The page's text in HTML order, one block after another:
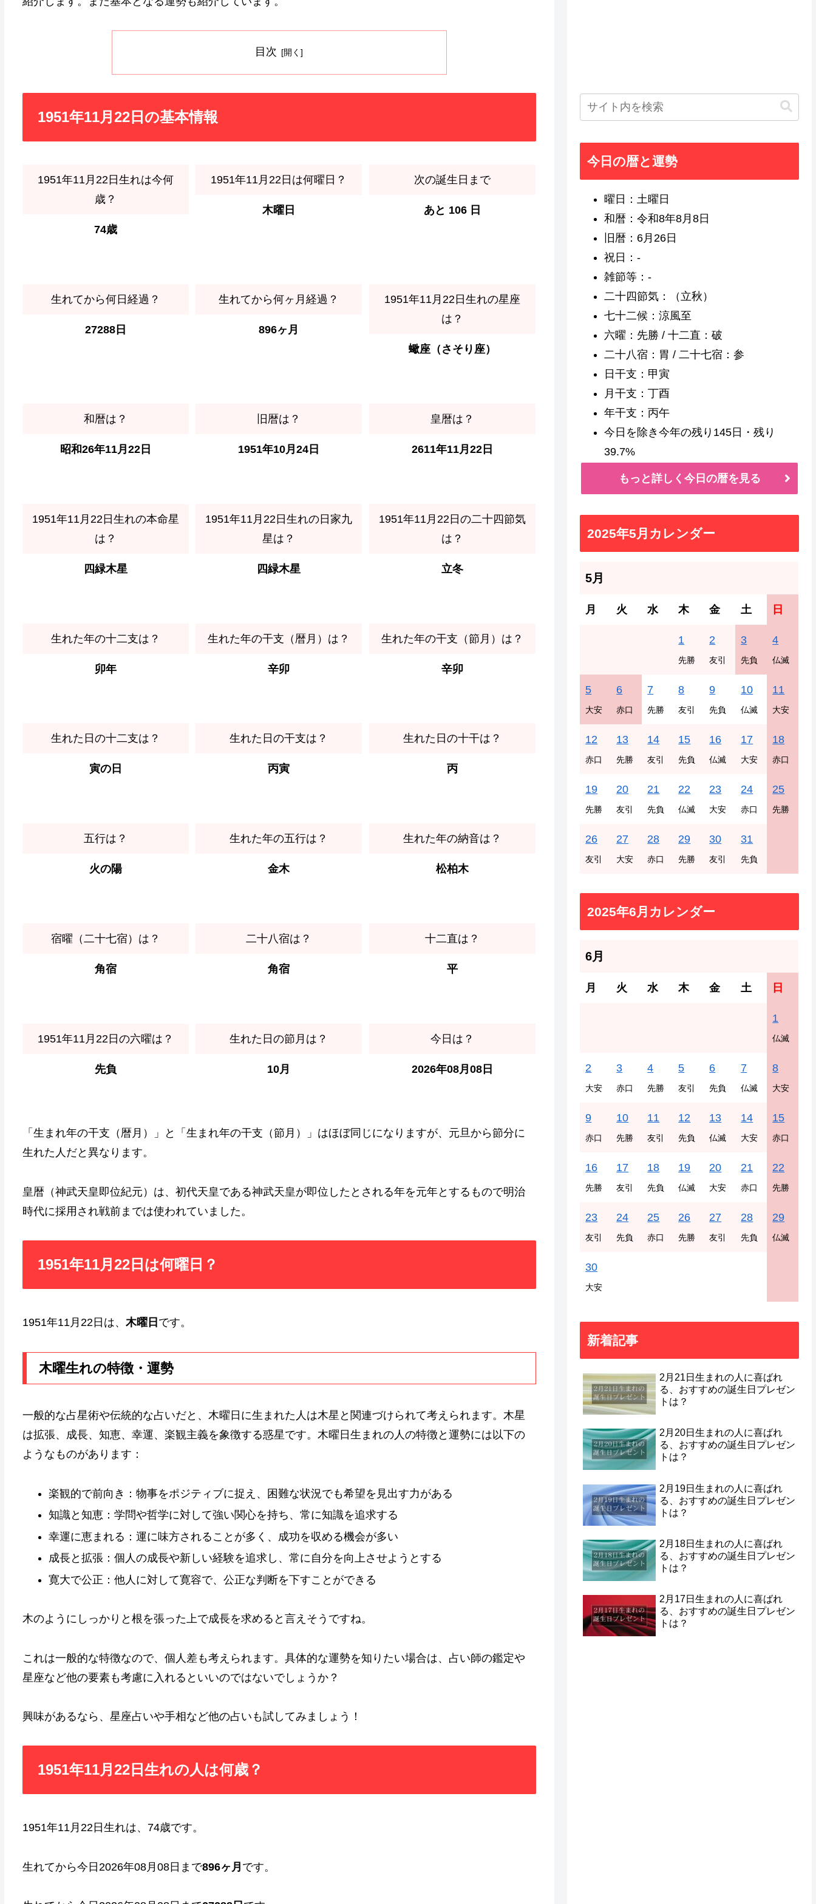
目次
1951年11月22日の基本情報
1951年11月22日生れは今何
歳？
74歳
1951年11月22日は何曜日？
木曜日
次の誕生日まで
あと 106 日
生れてから何日経過？
27288日
生れてから何ヶ月経過？
896ヶ月
1951年11月22日生れの星座
は？
蠍座（さそり座）
和暦は？
昭和26年11月22日
旧暦は？
1951年10月24日
皇暦は？
2611年11月22日
1951年11月22日生れの本命星
は？
四緑木星
1951年11月22日生れの日家九
星は？
四緑木星
1951年11月22日の二十四節気
は？
立冬
生れた年の十二支は？
卯年
生れた年の干支（暦月）は？
辛卯
生れた年の干支（節月）は？
辛卯
生れた日の十二支は？
寅の日
生れた日の干支は？
丙寅
生れた日の十干は？
丙
五行は？
火の陽
生れた年の五行は？
金木
生れた年の納音は？
松柏木
宿曜（二十七宿）は？
角宿
二十八宿は？
角宿
十二直は？
平
1951年11月22日の六曜は？
先負
生れた日の節月は？
10月
今日は？
2026年08月08日
「生まれ年の干支（暦月）」と「生まれ年の干支（節月）」はほぼ同じになりますが、元旦から節分に
生れた人だと異なります。
皇暦（神武天皇即位紀元）は、初代天皇である神武天皇が即位したとされる年を元年とするもので明治
時代に採用され戦前までは使われていました。
1951年11月22日は何曜日？
1951年11月22日は、 木曜日 です。
木曜生れの特徴・運勢
一般的な占星術や伝統的な占いだと、木曜日に生まれた人は木星と関連づけられて考えられます。木星
は拡張、成長、知恵、幸運、楽観主義を象徴する惑星です。木曜日生まれの人の特徴と運勢には以下の
ようなものがあります：
楽観的で前向き：物事をポジティブに捉え、困難な状況でも希望を見出す力がある
知識と知恵：学問や哲学に対して強い関心を持ち、常に知識を追求する
幸運に恵まれる：運に味方されることが多く、成功を収める機会が多い
成長と拡張：個人の成長や新しい経験を追求し、常に自分を向上させようとする
寛大で公正：他人に対して寛容で、公正な判断を下すことができる
木のようにしっかりと根を張った上で成長を求めると言えそうですね。
これは一般的な特徴なので、個人差も考えられます。具体的な運勢を知りたい場合は、占い師の鑑定や
星座など他の要素も考慮に入れるといいのではないでしょうか？
興味があるなら、星座占いや手相など他の占いも試してみましょう！
1951年11月22日生れの人は何歳？
1951年11月22日生れは、74歳です。
生れてから今日2026年08月08日まで896ヶ月 です。
今日の暦と運勢
曜日：土曜日
和暦：令和8年8月8日
旧暦：6月26日
祝日：-
雑節等：-
二十四節気：（立秋）
七十二候：涼風至
六曜：先勝 / 十二直：破
二十八宿：胃 / 二十七宿：参
日干支：甲寅
月干支：丁酉
年干支：丙午
今日を除き今年の残り145日・残り
39.7%
もっと詳しく今日の暦を見る
2025年5月カレンダー
5月
月 火 水 木 金 土 日
1
先勝
2
友引
3
先負
4
仏滅
5
大安
6
赤口
7
先勝
8
友引
9
先負
10
仏滅
11
大安
12
赤口
13
先勝
14
友引
15
先負
16
仏滅
17
大安
18
赤口
19
先勝
20
友引
21
先負
22
仏滅
23
大安
24
赤口
25
先勝
26
友引
27
大安
28
赤口
29
先勝
30
友引
31
先負
2025年6月カレンダー
6月
月 火 水 木 金 土 日
1
仏滅
2
大安
3
赤口
4
先勝
5
友引
6
先負
7
仏滅
8
大安
9
赤口
10
先勝
11
友引
12
先負
13
仏滅
14
大安
15
赤口
16
先勝
17
友引
18
先負
19
仏滅
20
大安
21
赤口
22
先勝
23
友引
24
先負
25
赤口
26
先勝
27
友引
28
先負
29
仏滅
30
大安
新着記事
2月21日生まれの人に喜ばれ
る、おすすめの誕生日プレゼン
トは？
2月20日生まれの人に喜ばれ
る、おすすめの誕生日プレゼン
トは？
2月19日生まれの人に喜ばれ
る、おすすめの誕生日プレゼン
トは？
2月18日生まれの人に喜ばれ
る、おすすめの誕生日プレゼン
トは？
2月17日生まれの人に喜ばれ
る、おすすめの誕生日プレゼン
トは？